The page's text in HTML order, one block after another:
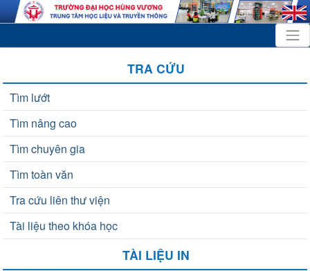
TRA CỨU
Tìm lướt
Tìm nâng cao
Tìm chuyên gia
Tìm toàn văn
Tra cứu liên thư viện
Tài liệu theo khóa học
TÀI LIỆU IN